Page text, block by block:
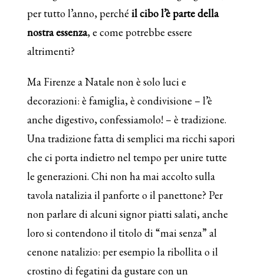
per tutto l’anno, perchéil cibo l’è parte della
nostra essenza, e come potrebbe essere
altrimenti?
Ma Firenze a Natale non è solo luci e
decorazioni: è famiglia, è condivisione – l’è
anche digestivo, confessiamolo! – è tradizione.
Una tradizione fatta di semplici ma ricchi sapori
che ci porta indietro nel tempo per unire tutte
le generazioni. Chi non ha mai accolto sulla
tavola natalizia il panforte o il panettone? Per
non parlare di alcuni signor piatti salati, anche
loro si contendono il titolo di “mai senza” al
cenone natalizio: per esempio la ribollita o il
crostino di fegatini da gustare con un